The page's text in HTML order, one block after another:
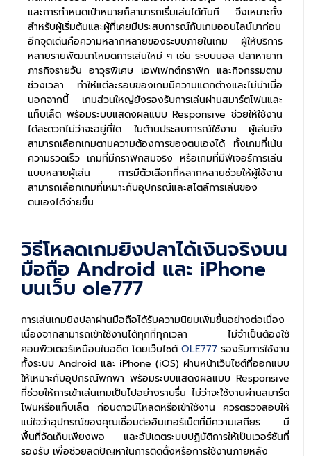
และการกำหนดเป้าหมายก็สามารถเริ่มเล่นได้ทันที จึงเหมาะทั้ง
สำหรับผู้เริ่มต้นและผู้ที่เคยมีประสบการณ์กับเกมออนไลน์มาก่อน
อีกจุดเด่นคือความหลากหลายของระบบภายในเกม ผู้ให้บริการ
หลายรายพัฒนาโหมดการเล่นใหม่ ๆ เช่น ระบบบอส ปลาหายาก
ภารกิจรายวัน อาวุธพิเศษ เอฟเฟกต์กราฟิก และกิจกรรมตาม
ช่วงเวลา ทำให้แต่ละรอบของเกมมีความแตกต่างและไม่น่าเบื่อ
นอกจากนี้ เกมส่วนใหญ่ยังรองรับการเล่นผ่านสมาร์ตโฟนและ
แท็บเล็ต พร้อมระบบแสดงผลแบบ Responsive ช่วยให้ใช้งาน
ได้สะดวกไม่ว่าจะอยู่ที่ใด ในด้านประสบการณ์ใช้งาน ผู้เล่นยัง
สามารถเลือกเกมตามความต้องการของตนเองได้ ทั้งเกมที่เน้น
ความรวดเร็ว เกมที่มีกราฟิกสมจริง หรือเกมที่มีฟีเจอร์การเล่น
แบบหลายผู้เล่น การมีตัวเลือกที่หลากหลายช่วยให้ผู้ใช้งาน
สามารถเลือกเกมที่เหมาะกับอุปกรณ์และสไตล์การเล่นของ
ตนเองได้ง่ายขึ้น
วิธีโหลดเกมยิงปลาได้เงินจริงบน
มือถือ Android และ iPhone
บนเว็บ ole777
การเล่นเกมยิงปลาผ่านมือถือได้รับความนิยมเพิ่มขึ้นอย่างต่อเนื่อง
เนื่องจากสามารถเข้าใช้งานได้ทุกที่ทุกเวลา ไม่จำเป็นต้องใช้
คอมพิวเตอร์เหมือนในอดีต โดยเว็บไซต์ OLE777 รองรับการใช้งาน
ทั้งระบบ Android และ iPhone (iOS) ผ่านหน้าเว็บไซต์ที่ออกแบบ
ให้เหมาะกับอุปกรณ์พกพา พร้อมระบบแสดงผลแบบ Responsive
ที่ช่วยให้การเข้าเล่นเกมเป็นไปอย่างราบรื่น ไม่ว่าจะใช้งานผ่านสมาร์ต
โฟนหรือแท็บเล็ต ก่อนดาวน์โหลดหรือเข้าใช้งาน ควรตรวจสอบให้
แน่ใจว่าอุปกรณ์ของคุณเชื่อมต่ออินเทอร์เน็ตที่มีความเสถียร มี
พื้นที่จัดเก็บเพียงพอ และอัปเดตระบบปฏิบัติการให้เป็นเวอร์ชันที่
รองรับ เพื่อช่วยลดปัญหาในการติดตั้งหรือการใช้งานภายหลัง